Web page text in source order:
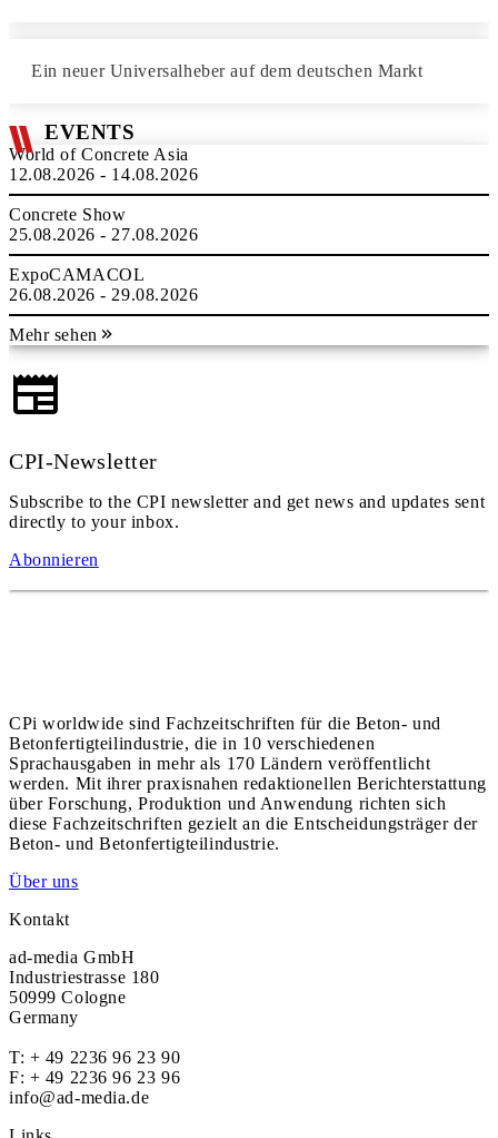
Ein neuer Universalheber auf dem deutschen Markt
EVENTS
World of Concrete Asia
12.08.2026 - 14.08.2026
Concrete Show
25.08.2026 - 27.08.2026
ExpoCAMACOL
26.08.2026 - 29.08.2026
Mehr sehen
CPI-Newsletter
Subscribe to the CPI newsletter and get news and updates sent
directly to your inbox.
Abonnieren
CPi worldwide sind Fachzeitschriften für die Beton- und
Betonfertigteilindustrie, die in 10 verschiedenen
Sprachausgaben in mehr als 170 Ländern veröffentlicht
werden. Mit ihrer praxisnahen redaktionellen Berichterstattung
über Forschung, Produktion und Anwendung richten sich
diese Fachzeitschriften gezielt an die Entscheidungsträger der
Beton- und Betonfertigteilindustrie.
Über uns
Kontakt
ad-media GmbH
Industriestrasse 180
50999 Cologne
Germany
T: + 49 2236 96 23 90
F: + 49 2236 96 23 96
info@ad-media.de